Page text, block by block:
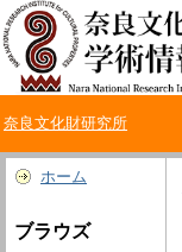
奈良文化財研究所
ホーム
ブラウズ